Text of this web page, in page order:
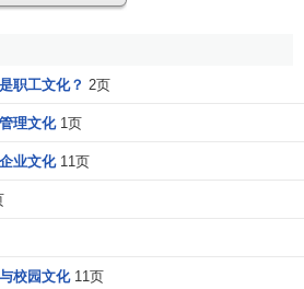
组织、群体的差异性就形成了不同
内容，即共同的精神活动、精神性
品。这种一定时期一定范围内的相
的基础。正是有了这种一致性，各
职工文化？ 2页
理文化 1页
业文化 11页
校园文化 11页